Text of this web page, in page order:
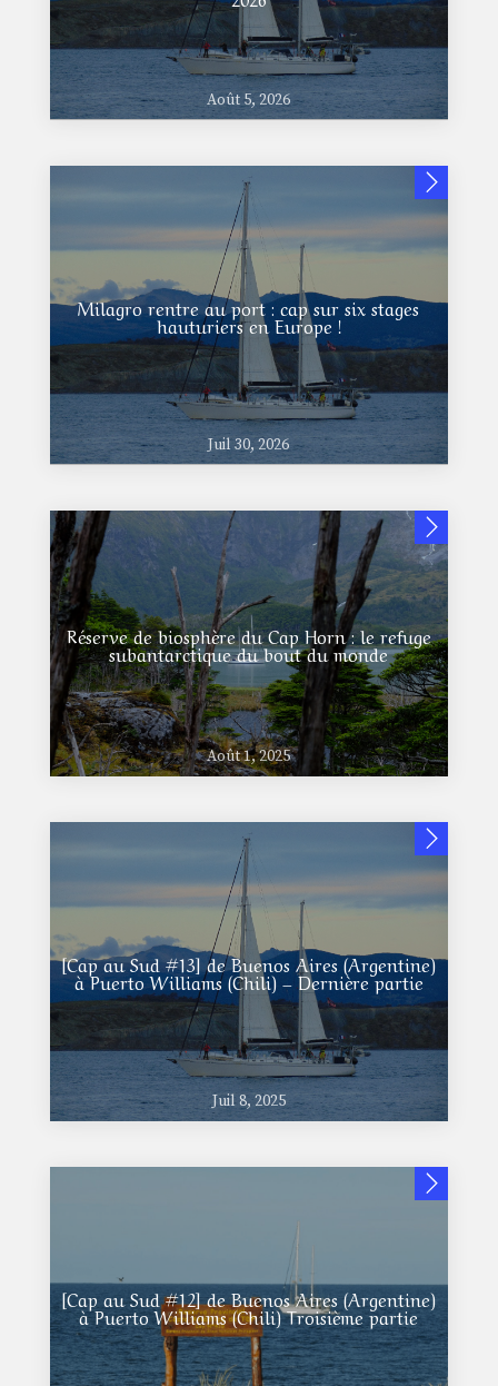
Août 5, 2026
Milagro rentre au port : cap sur six stages
hauturiers en Europe !
Juil 30, 2026
Réserve de biosphère du Cap Horn : le refuge
subantarctique du bout du monde
Août 1, 2025
[Cap au Sud #13] de Buenos Aires (Argentine)
à Puerto Williams (Chili) – Dernière partie
Juil 8, 2025
[Cap au Sud #12] de Buenos Aires (Argentine)
à Puerto Williams (Chili) Troisième partie